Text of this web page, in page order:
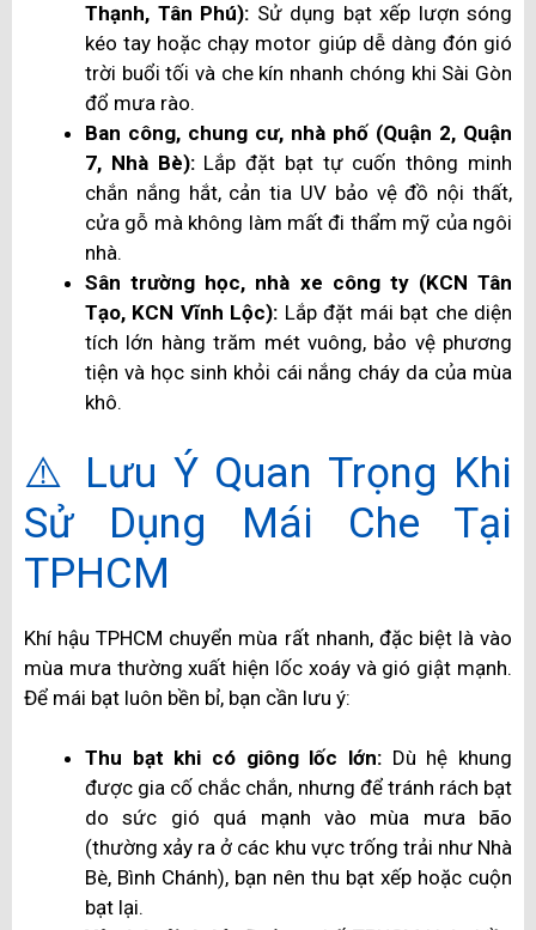
Thạnh, Tân Phú): Sử dụng bạt xếp lượn sóng
kéo tay hoặc chạy motor giúp dễ dàng đón gió
trời buổi tối và che kín nhanh chóng khi Sài Gòn
đổ mưa rào.
Ban công, chung cư, nhà phố (Quận 2, Quận
7, Nhà Bè):Lắp đặt bạt tự cuốn thông minh
chắn nắng hắt, cản tia UV bảo vệ đồ nội thất,
cửa gỗ mà không làm mất đi thẩm mỹ của ngôi
nhà.
Sân trường học, nhà xe công ty (KCN Tân
Tạo, KCN Vĩnh Lộc): Lắp đặt mái bạt che diện
tích lớn hàng trăm mét vuông, bảo vệ phương
tiện và học sinh khỏi cái nắng cháy da của mùa
khô.
⚠️ Lưu Ý Quan Trọng Khi
Sử Dụng Mái Che Tại
TPHCM
Khí hậu TPHCM chuyển mùa rất nhanh, đặc biệt là vào
mùa mưa thường xuất hiện lốc xoáy và gió giật mạnh.
Để mái bạt luôn bền bỉ, bạn cần lưu ý:
Thu bạt khi có giông lốc lớn: Dù hệ khung
được gia cố chắc chắn, nhưng để tránh rách bạt
do sức gió quá mạnh vào mùa mưa bão
(thường xảy ra ở các khu vực trống trải như Nhà
Bè, Bình Chánh), bạn nên thu bạt xếp hoặc cuộn
bạt lại.